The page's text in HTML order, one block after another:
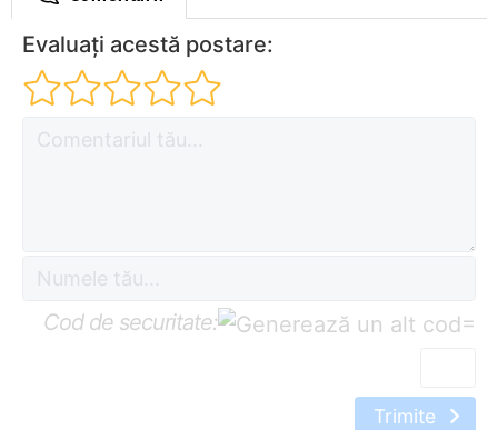
Evaluați acestă postare:
Cod de securitate: =
Trimite